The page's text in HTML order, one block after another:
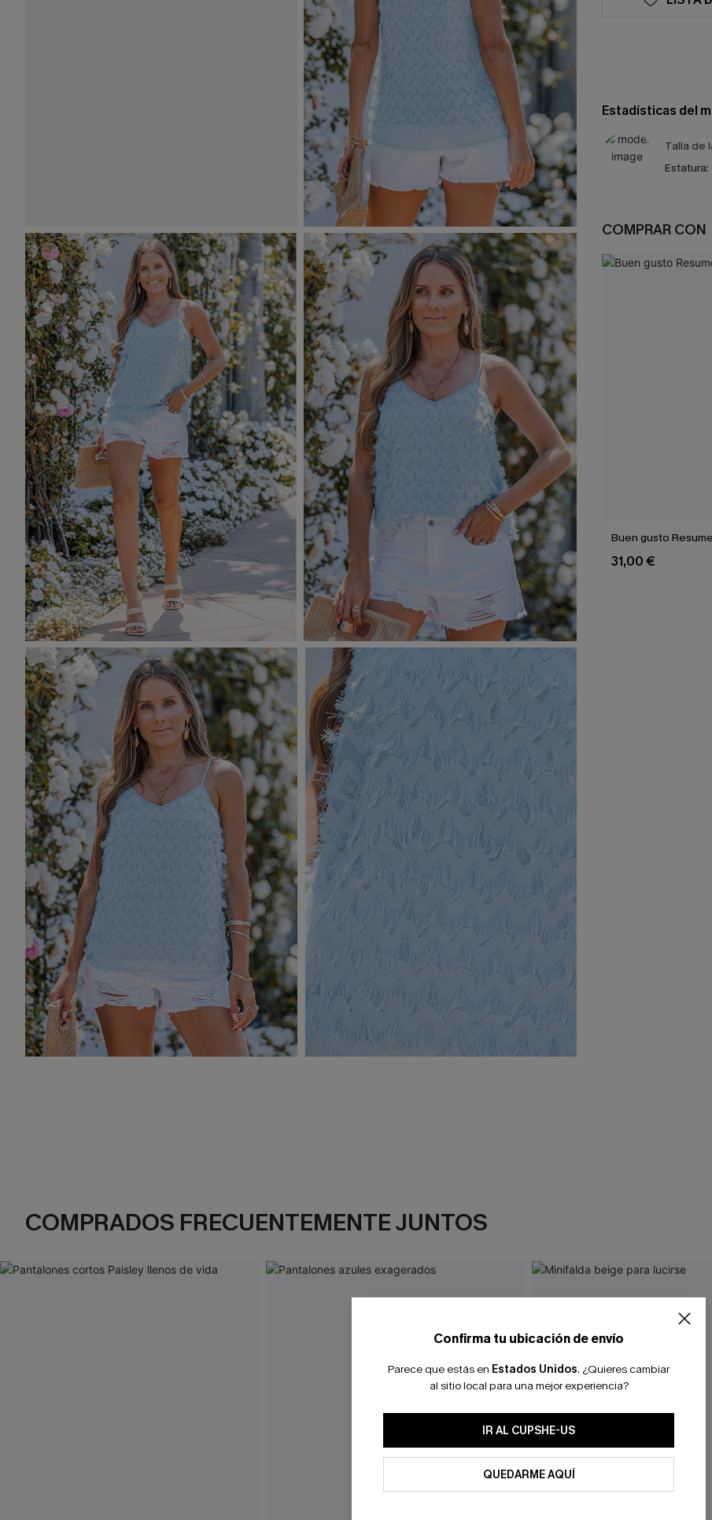
Estadísticas del
Talla de
Estatura:
COMPRAR CON
Buen gusto
31,00 €
COMPRADOS FRECUENTEMENTE JUNTOS
Confirma tu ubicación de envío
Parece que estás en Estados Unidos. ¿Quieres cambiar
al sitio local para una mejor experiencia?
IR AL CUPSHE-US
QUEDARME AQUÍ